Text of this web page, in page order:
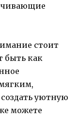
стоит
быть как
уютную
можете